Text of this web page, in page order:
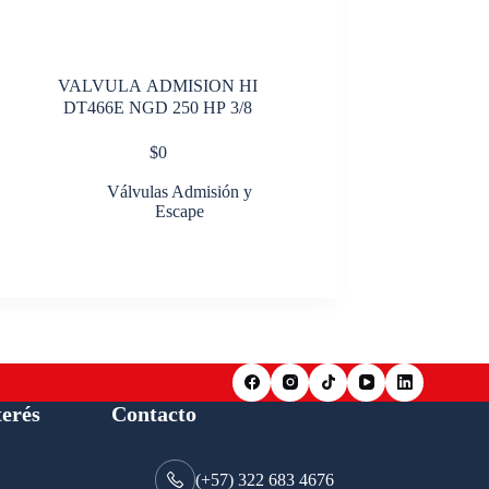
VALVULA ADMISION HI
DT466E NGD 250 HP 3/8
$0
Válvulas Admisión y
Escape
Contacto
(+57) 322 683 4676